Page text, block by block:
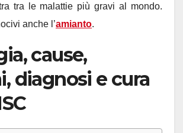
tra le malattie più gravi al mondo.
anche l’amianto.
cause,
diagnosi e cura